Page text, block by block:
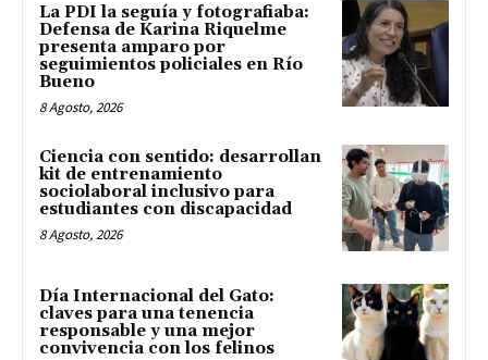
La PDI la seguía y fotografiaba:
Defensa de Karina Riquelme
presenta amparo por
seguimientos policiales en Río
Bueno
8 Agosto, 2026
Ciencia con sentido: desarrollan
kit de entrenamiento
sociolaboral inclusivo para
estudiantes con discapacidad
8 Agosto, 2026
Día Internacional del Gato:
claves para una tenencia
responsable y una mejor
convivencia con los felinos